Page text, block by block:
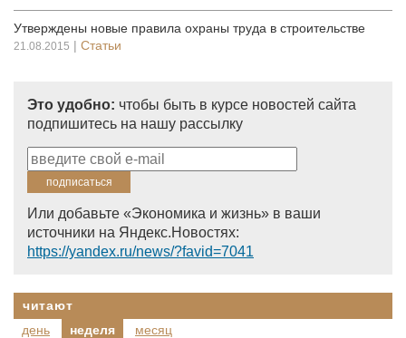
Утверждены новые правила охраны труда в строительстве
21.08.2015 | Статьи
Это удобно: чтобы быть в курсе новостей сайта
подпишитесь на нашу рассылку
Или добавьте «Экономика и жизнь» в ваши
источники на Яндекс.Новостях:
https://yandex.ru/news/?favid=7041
читают
день
неделя месяц